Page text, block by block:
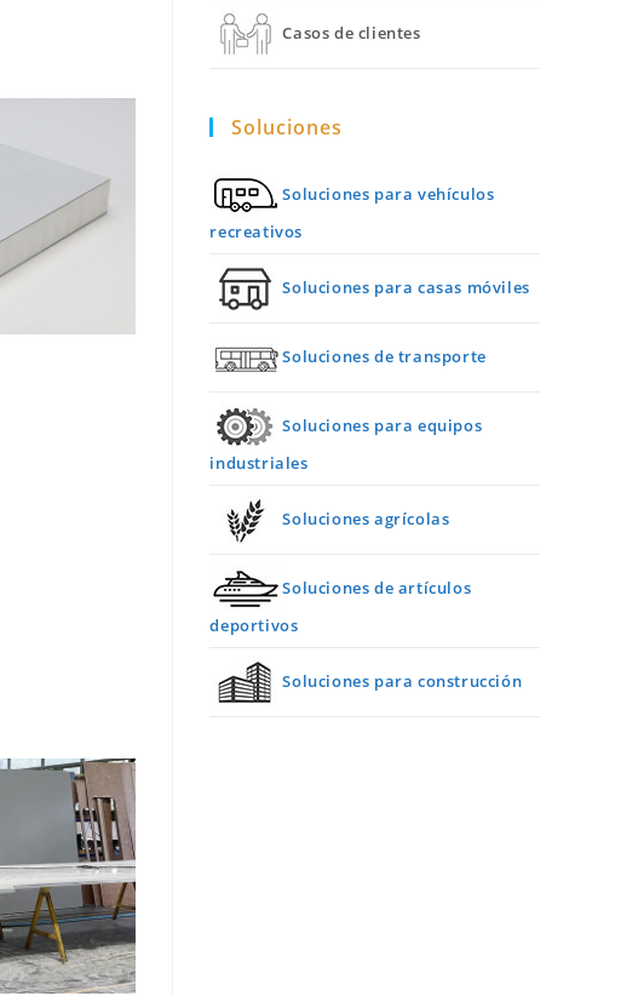
Casos de clientes
Soluciones
Soluciones para vehículos
recreativos
Soluciones para casas móviles
Soluciones de transporte
Soluciones para equipos
industriales
Soluciones agrícolas
Soluciones de artículos
deportivos
Soluciones para construcción